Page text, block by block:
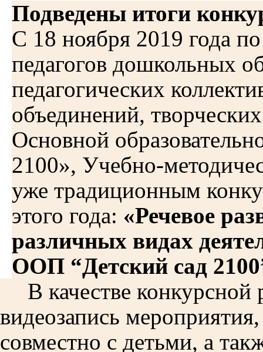
Подведены итоги
С 18 ноября 2019 года
педагогов дошкольных
педагогических
объединений,
Основной
2100», Учебно-
уже традиционным
этого года: «Речевое
различных видах
ООП “Детский сад
В качестве конкурсной
видеозапись
совместно с детьми, а